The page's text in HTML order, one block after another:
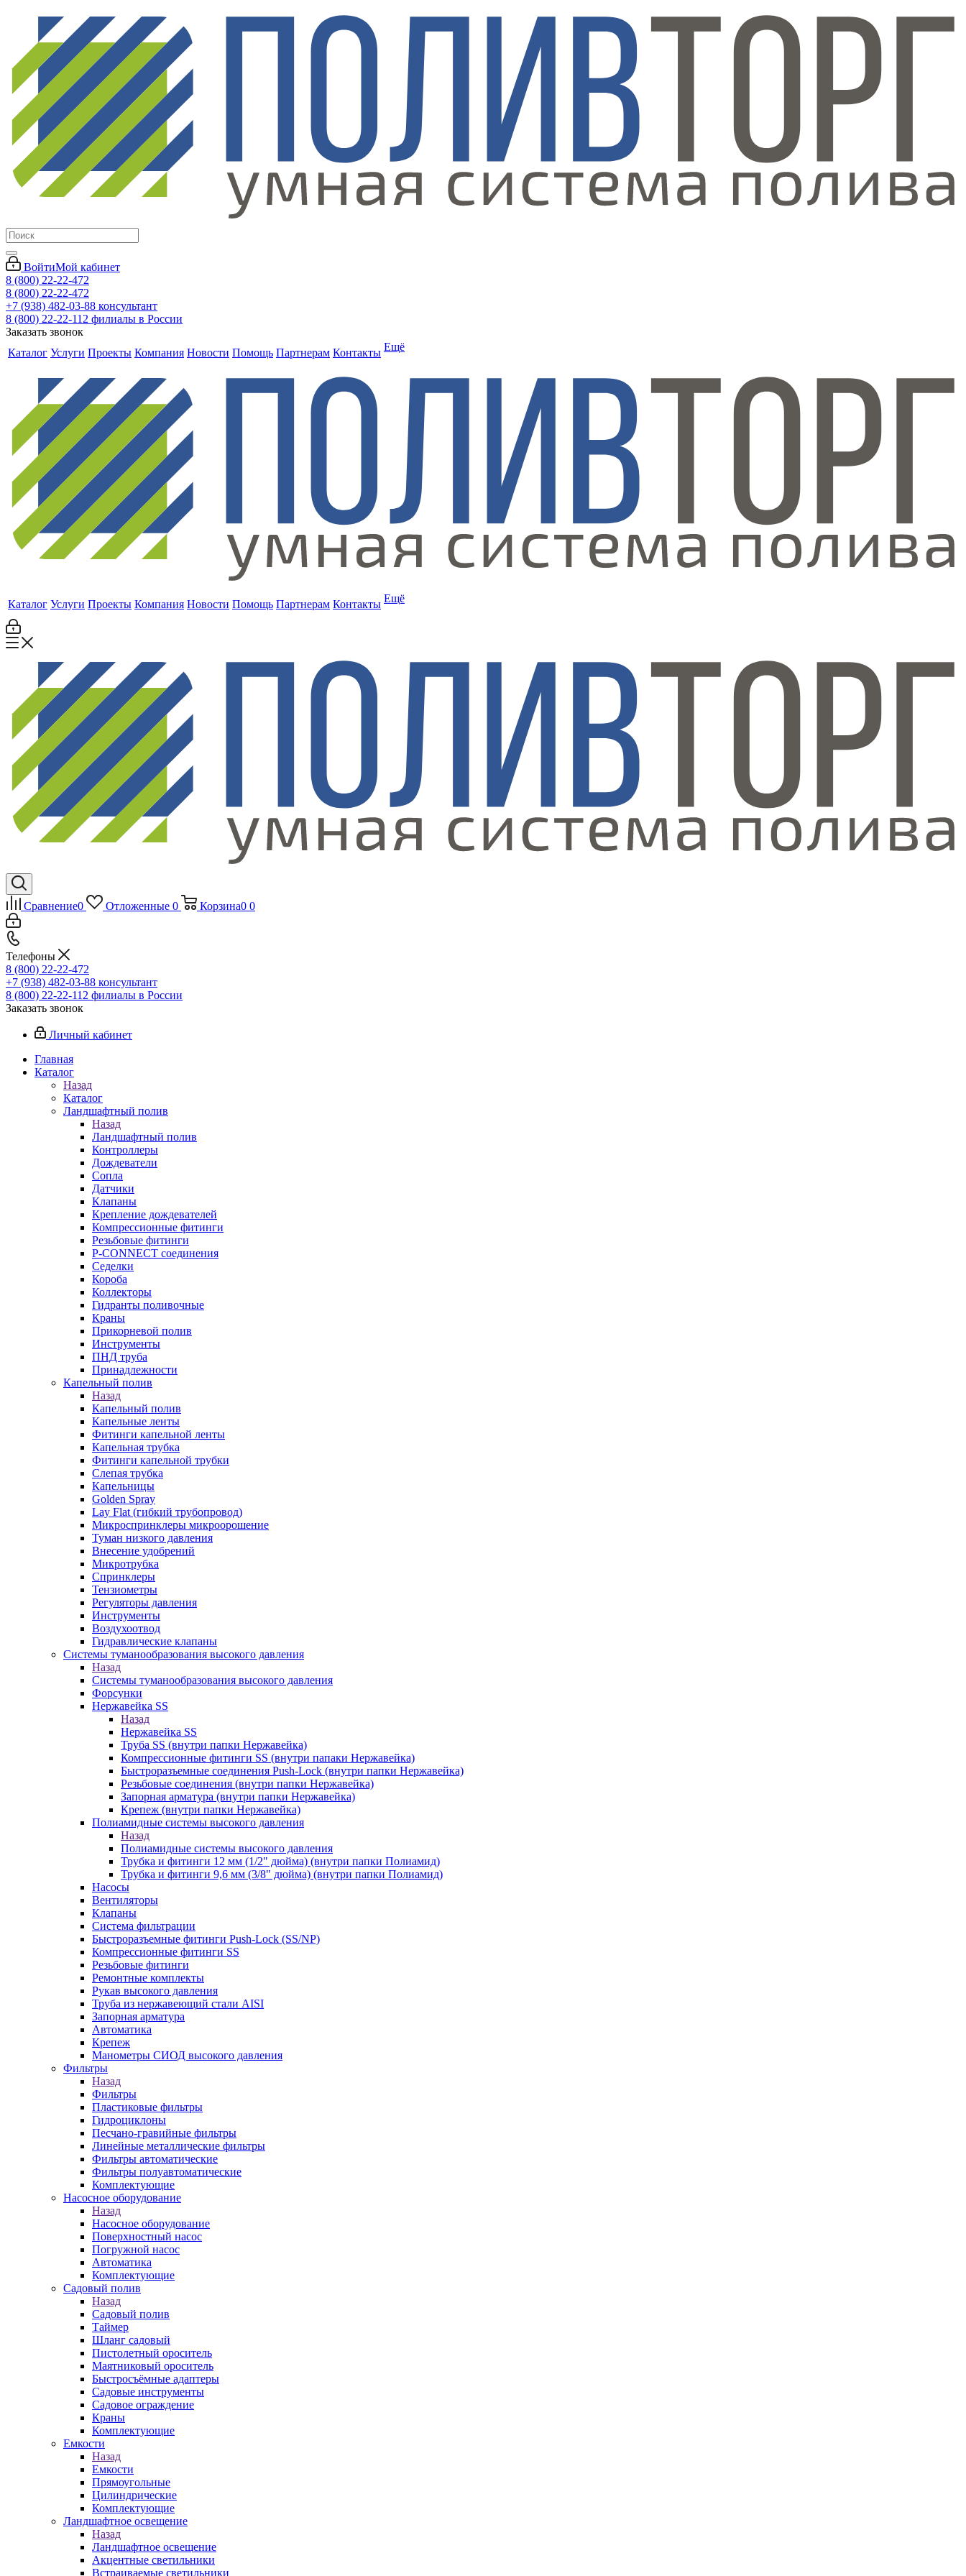
ВойтиМой кабинет
8 (800) 22-22-472
8 (800) 22-22-472
+7 (938) 482-03-88 консультант
8 (800) 22-22-112 филиалы в России
Заказать звонок
Каталог Услуги Проекты Компания Новости Помощь Партнерам Контакты Ещё
Каталог Услуги Проекты Компания Новости Помощь Партнерам Контакты Ещё
Сравнение0 Отложенные 0 Корзина0 0
Телефоны
8 (800) 22-22-472
+7 (938) 482-03-88 консультант
8 (800) 22-22-112 филиалы в России
Заказать звонок
Личный кабинет
Главная
Каталог
Назад
Каталог
Ландшафтный полив
Назад
Ландшафтный полив
Контроллеры
Дождеватели
Сопла
Датчики
Клапаны
Крепление дождевателей
Компрессионные фитинги
Резьбовые фитинги
P-CONNECT соединения
Седелки
Короба
Коллекторы
Гидранты поливочные
Краны
Прикорневой полив
Инструменты
ПНД труба
Принадлежности
Капельный полив
Назад
Капельный полив
Капельные ленты
Фитинги капельной ленты
Капельная трубка
Фитинги капельной трубки
Слепая трубка
Капельницы
Golden Spray
Lay Flat (гибкий трубопровод)
Микроспринклеры микроорошение
Туман низкого давления
Внесение удобрений
Микротрубка
Спринклеры
Тензиометры
Регуляторы давления
Инструменты
Воздухоотвод
Гидравлические клапаны
Системы туманообразования высокого давления
Назад
Системы туманообразования высокого давления
Форсунки
Нержавейка SS
Назад
Нержавейка SS
Труба SS (внутри папки Нержавейка)
Компрессионные фитинги SS (внутри папаки Нержавейка)
Быстроразъемные соединения Push-Lock (внутри папки Нержавейка)
Резьбовые соединения (внутри папки Нержавейка)
Запорная арматура (внутри папки Нержавейка)
Крепеж (внутри папки Нержавейка)
Полиамидные системы высокого давления
Назад
Полиамидные системы высокого давления
Трубка и фитинги 12 мм (1/2" дюйма) (внутри папки Полиамид)
Трубка и фитинги 9,6 мм (3/8" дюйма) (внутри папки Полиамид)
Насосы
Вентиляторы
Клапаны
Система фильтрации
Быстроразъемные фитинги Push-Lock (SS/NP)
Компрессионные фитинги SS
Резьбовые фитинги
Ремонтные комплекты
Рукав высокого давления
Труба из нержавеющий стали AISI
Запорная арматура
Автоматика
Крепеж
Манометры СИОД высокого давления
Фильтры
Назад
Фильтры
Пластиковые фильтры
Гидроциклоны
Песчано-гравийные фильтры
Линейные металлические фильтры
Фильтры автоматические
Фильтры полуавтоматические
Комплектующие
Насосное оборудование
Назад
Насосное оборудование
Поверхностный насос
Погружной насос
Автоматика
Комплектующие
Садовый полив
Назад
Садовый полив
Таймер
Шланг садовый
Пистолетный ороситель
Маятниковый ороситель
Быстросъёмные адаптеры
Садовые инструменты
Садовое ограждение
Краны
Комплектующие
Емкости
Назад
Емкости
Прямоугольные
Цилиндрические
Комплектующие
Ландшафтное освещение
Назад
Ландшафтное освещение
Акцентные светильники
Встраиваемые светильники